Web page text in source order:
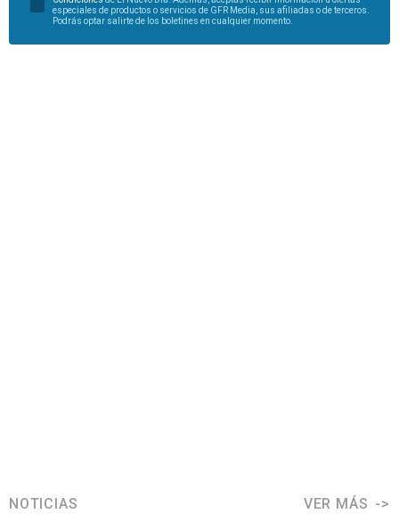
especiales de productos o servicios de GFR Media, sus afiliadas o de terceros.
Podrás optar salirte de los boletines en cualquier momento.
NOTICIAS VER MÁS